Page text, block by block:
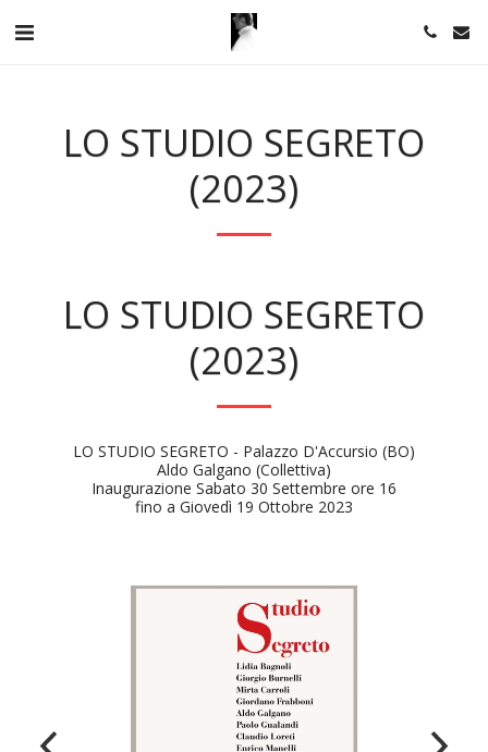
LO STUDIO SEGRETO
(2023)
LO STUDIO SEGRETO
(2023)
LO STUDIO SEGRETO - Palazzo D'Accursio (BO)
Aldo Galgano (Collettiva)
Inaugurazione Sabato 30 Settembre ore 16
fino a Giovedì 19 Ottobre 2023